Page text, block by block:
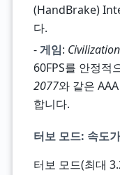
(HandBrake)
다.
-게임:
60FPS를 안정적
2077와 같은
합니다.
터보 모드: 속도
터보 모드(최대